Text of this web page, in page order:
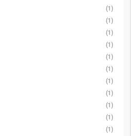
(1)
(1)
(1)
(1)
(1)
(1)
(1)
(1)
(1)
(1)
(1)